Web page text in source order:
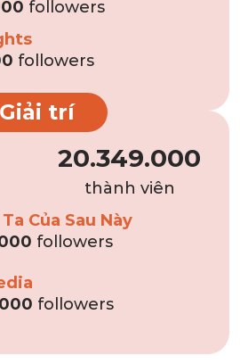
followers
followers
20.349.000
thành viên
Của Sau Này
followers
followers
Giải trí